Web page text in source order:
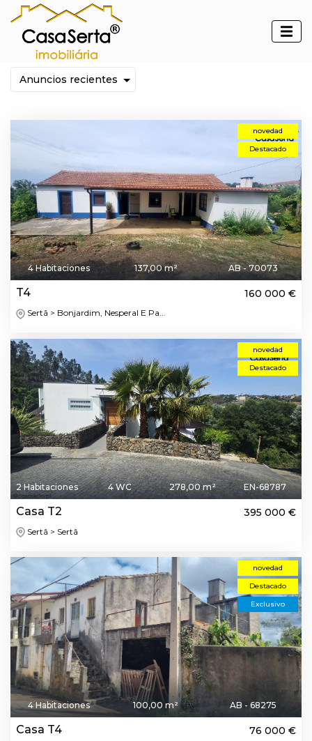
Inmuebles
novedad
Destacado
4 Habitaciones 137,00 m² AB - 70073
T4 160 000 €
Sertã > Bonjardim, Nesperal E Pa...
novedad
Destacado
2 Habitaciones 4 WC 278,00 m² EN-68787
Casa T2 395 000 €
Sertã > Sertã
novedad
Destacado
Exclusivo
4 Habitaciones 100,00 m² AB - 68275
Casa T4 76 000 €